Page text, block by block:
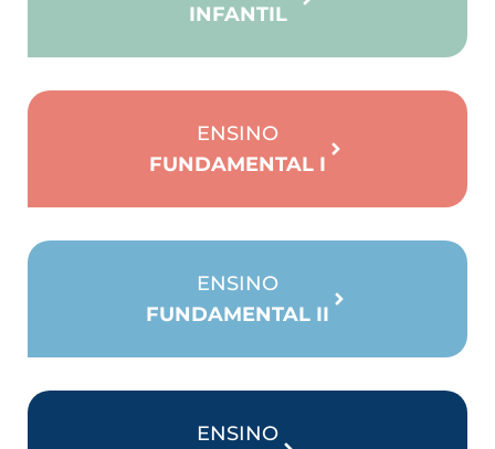
INFANTIL
ENSINO
FUNDAMENTAL I
ENSINO
FUNDAMENTAL II
ENSINO